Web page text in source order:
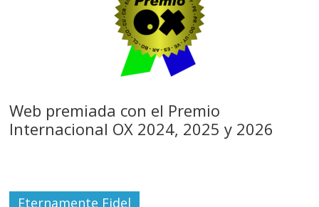
Web premiada con el Premio
Internacional OX 2024, 2025 y 2026
Eternamente Fidel